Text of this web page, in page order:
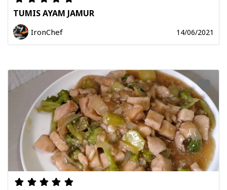
TUMIS AYAM JAMUR
IronChef 14/06/2021